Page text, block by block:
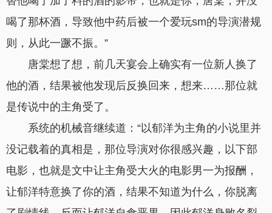
喝了那杯酒，导致他中药后被一个爱玩sm的导演潜规
则，从此一蹶不振。”
唐棠想了想，前几天宴会上确实有一位新人换了
他的酒，结果被他发现后反换回来，想来……那位就
是传说中的主角受了。
系统的机械音继续道：“以郁洋为主角的小说里并
没记载着的真相是，那位导演对你很感兴趣，以下部
电影，也就是文中让主角受大火的电影男一为报酬，
让郁洋特意换了你的酒，结果不知道为什么，你脱离